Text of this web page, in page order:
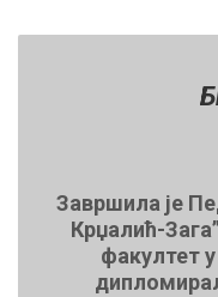
Завршила је
Крџалић-
факултет